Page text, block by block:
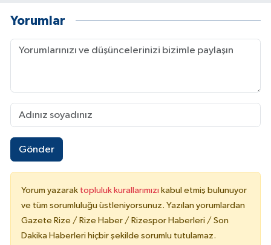
Yorumlar
Gönder
Yorum yazarak topluluk kurallarımızı kabul etmiş bulunuyor
ve tüm sorumluluğu üstleniyorsunuz. Yazılan yorumlardan
Gazete Rize / Rize Haber / Rizespor Haberleri / Son
Dakika Haberleri hiçbir şekilde sorumlu tutulamaz.